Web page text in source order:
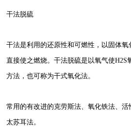
干法脱硫
干法是利用的还原性和可燃性，以固体
直接使之燃烧。干法脱硫是以氧气使H2S
方法，也可称为干式氧化法。
常用的有改进的克劳斯法、氧化铁法、
太苏耳法。